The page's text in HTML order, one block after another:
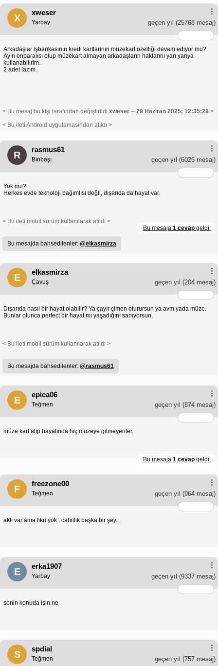
X
xweser
geçen yıl (25768 mesaj)
Yarbay
Arkadaşlar işbankasının kredi kartlarının müzekart özelliği devam ediyor mu?
Ayın enparalısı olup müzekart almayan arkadaşların haklarını yarı yarıya
kullanabilirim.
2 adet lazım.
< Bu mesaj bu kişi tarafından değiştirildi xweser -- 29 Haziran 2025; 12:35:28 >
< Bu ileti Android uygulamasından atıldı >
R
rasmus61
geçen yıl (6026 mesaj)
Binbaşı
Yok mu?
Herkes evde teknoloji bağımlısı değil, dışarıda da hayat var.
< Bu ileti mobil sürüm kullanılarak atıldı >
Bu mesaja 1 cevap geldi.
Bu mesajda bahsedilenler: @elkasmirza
E
elkasmirza
geçen yıl (204 mesaj)
Çavuş
Dışarıda nasıl bir hayat olabilir? Ya çayır çimen oturursun ya avm yada müze.
Bunlar olunca perfect bir hayat mı yaşadığını sanıyorsun.
< Bu ileti mobil sürüm kullanılarak atıldı >
Bu mesajda bahsedilenler: @rasmus61
E
epica06
geçen yıl (874 mesaj)
Teğmen
müze kart alıp hayatında hiç müzeye gitmeyenler.
Bu mesaja 1 cevap geldi.
F
freezone00
geçen yıl (964 mesaj)
Teğmen
aklı var ama fikri yok.. cahillik başka bir şey..
E
erka1907
geçen yıl (9337 mesaj)
Yarbay
senin konuda işin ne
S
spdial
geçen yıl (757 mesaj)
Teğmen